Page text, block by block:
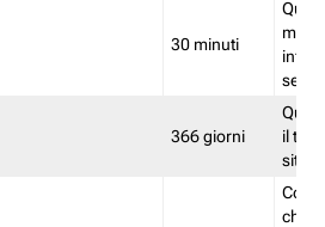
30 minuti
366 giorni
il
sito
che